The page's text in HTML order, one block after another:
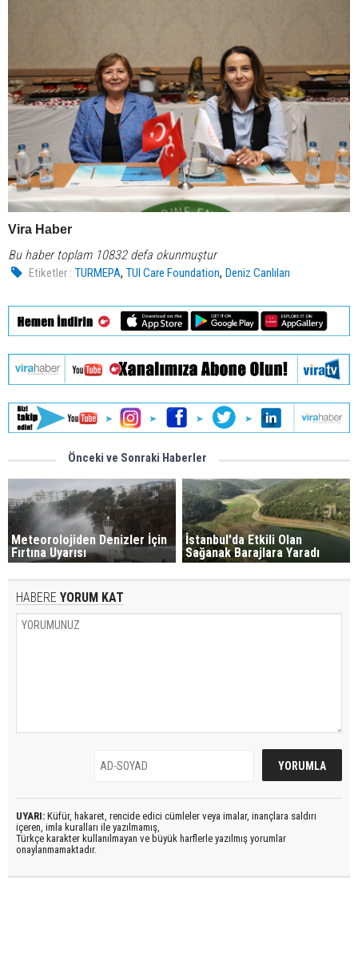
Vira Haber
Bu haber toplam 10832 defa okunmuştur
Etiketler : TURMEPA,TUI Care Foundation,Deniz Canlıları
Önceki ve Sonraki Haberler
Meteorolojiden Denizler İçin
Fırtına Uyarısı
İstanbul'da Etkili Olan
Sağanak Barajlara Yaradı
HABERE YORUM KAT
UYARI: Küfür, hakaret, rencide edici cümleler veya imalar, inançlara saldırı
içeren, imla kuralları ile yazılmamış,
Türkçe karakter kullanılmayan ve büyük harflerle yazılmış yorumlar
onaylanmamaktadır.